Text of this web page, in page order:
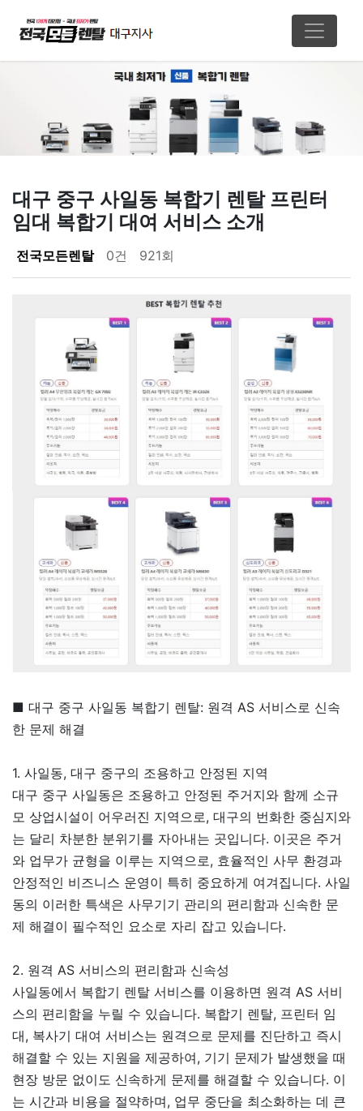
대구 중구 사일동 복합기 렌탈 프린터
임대 복합기 대여 서비스 소개
페이지 정보
전국모든렌탈 0건 921회
■ 대구 중구 사일동 복합기 렌탈: 원격 AS 서비스로 신속
한 문제 해결
1. 사일동, 대구 중구의 조용하고 안정된 지역
대구 중구 사일동은 조용하고 안정된 주거지와 함께 소규
모 상업시설이 어우러진 지역으로, 대구의 번화한 중심지와
는 달리 차분한 분위기를 자아내는 곳입니다. 이곳은 주거
와 업무가 균형을 이루는 지역으로, 효율적인 사무 환경과
안정적인 비즈니스 운영이 특히 중요하게 여겨집니다. 사일
동의 이러한 특색은 사무기기 관리의 편리함과 신속한 문
제 해결이 필수적인 요소로 자리 잡고 있습니다.
2. 원격 AS 서비스의 편리함과 신속성
사일동에서 복합기 렌탈 서비스를 이용하면 원격 AS 서비
스의 편리함을 누릴 수 있습니다. 복합기 렌탈, 프린터 임
대, 복사기 대여 서비스는 원격으로 문제를 진단하고 즉시
해결할 수 있는 지원을 제공하여, 기기 문제가 발생했을 때
현장 방문 없이도 신속하게 문제를 해결할 수 있습니다. 이
는 시간과 비용을 절약하며, 업무 중단을 최소화하는 데 큰